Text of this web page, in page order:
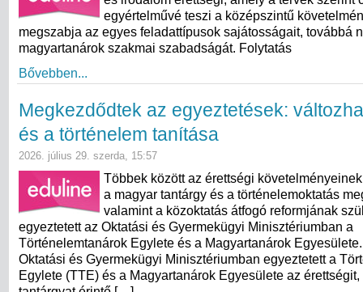
egyértelművé teszi a középszintű
megszabja az egyes feladattípusok sajátosságait, továbbá
magyartanárok szakmai szabadságát. Folytatás
Bővebben...
Megkezdődtek az egyeztetések:
és a történelem tanítása
2026. július 29. szerda, 15:57
Többek között az érettségi
a magyar tantárgy és a történelemoktatás
valamint a közoktatás átfogó reformjának
egyeztetett az Oktatási és Gyermekügyi Minisztériumban a
Történelemtanárok Egylete és a Magyartanárok
Oktatási és Gyermekügyi Minisztériumban egyeztetett a
Egylete (TTE) és a Magyartanárok Egyesülete az